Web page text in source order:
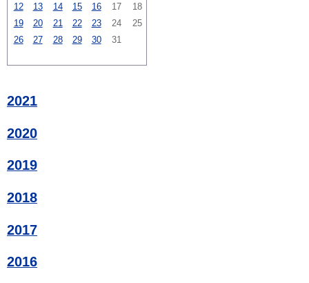
12
13 14 15 16 17
18
19
20 21 22 23 24
25
26
27 28 29 30 31
2021
2020
2019
2018
2017
2016